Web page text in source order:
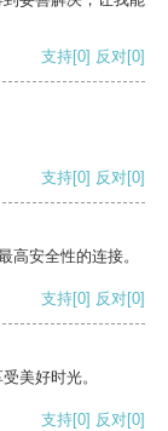
支持[0] 反对[0]
支持[0] 反对[0]
高安全性的连接。
支持[0] 反对[0]
美好时光。
支持[0] 反对[0]